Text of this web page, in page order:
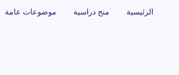
الرئيسية منح دراسية موضوعات عامة